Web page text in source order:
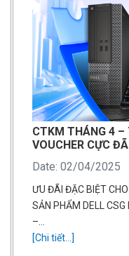
CTKM THÁNG 4 –
VOUCHER CỰC ĐÃ
Date: 02/04/2025
ƯU ĐÃI ĐẶC BIỆT
SẢN PHẨM DELL
–…
[Chi tiết...]